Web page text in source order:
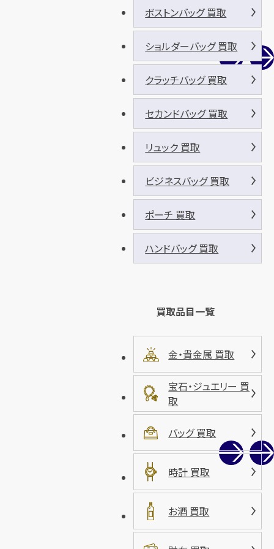
ボストンバッグ 買取
ショルダーバッグ 買取
クラッチバッグ 買取
セカンドバッグ 買取
リュック 買取
ビジネスバッグ 買取
ポーチ 買取
ハンドバッグ 買取
買取品目一覧
金・貴金属 買取
宝石・ジュエリー 買
取
バッグ 買取
時計 買取
お酒 買取